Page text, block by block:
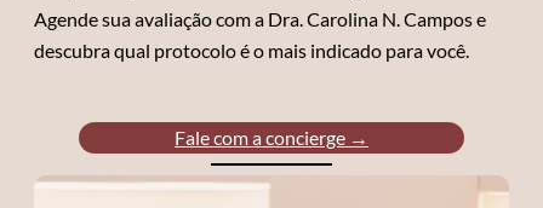
Agende sua avaliação com a Dra. Carolina N. Campos e
descubra qual protocolo é o mais indicado para você.
Fale com a concierge →